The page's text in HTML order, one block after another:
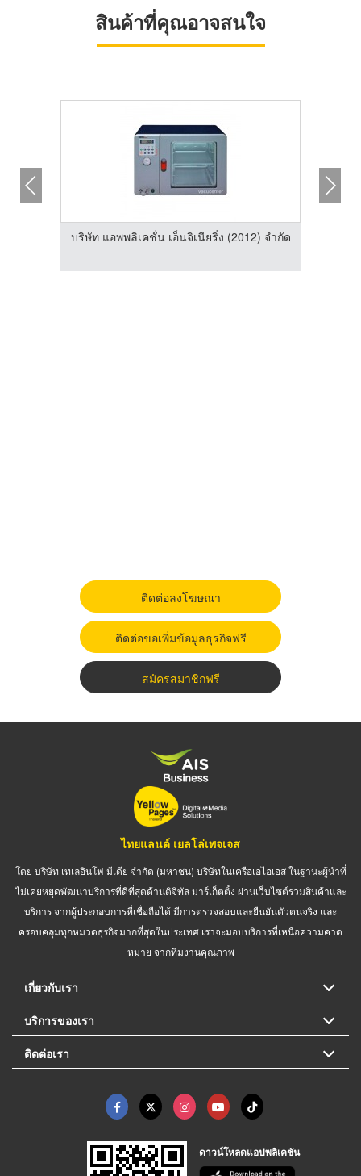
สินค้าที่คุณอาจสนใจ
บริษัท แอพพลิเคชั่น เอ็นจิเนียริ่ง (2012) จำกัด
ติดต่อลงโฆษณา
ติดต่อขอเพิ่มข้อมูลธุรกิจฟรี
สมัครสมาชิกฟรี
ไทยแลนด์ เยลโล่เพจเจส
โดย บริษัท เทเลอินโฟ มีเดีย จำกัด (มหาชน) บริษัทในเครือเอไอเอส ในฐานะผู้นำที่
ไม่เคยหยุดพัฒนาบริการที่ดีที่สุดด้านดิจิทัล มาร์เก็ตติ้ง ผ่านเว็บไซต์รวมสินค้าและ
บริการ จากผู้ประกอบการที่เชื่อถือได้ มีการตรวจสอบและยืนยันตัวตนจริง และ
ครอบคลุมทุกหมวดธุรกิจมากที่สุดในประเทศ เราจะมอบบริการที่เหนือความคาด
หมาย จากทีมงานคุณภาพ
เกี่ยวกับเรา
บริการของเรา
ติดต่อเรา
ดาวน์โหลดแอปพลิเคชัน